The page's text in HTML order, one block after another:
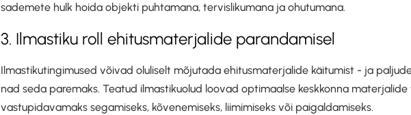
sademete hulk hoida objekti puhtamana, tervislikumana ja ohutumana.
3. Ilmastiku roll ehitusmaterjalide parandamisel
Ilmastikutingimused võivad oluliselt mõjutada ehitusmaterjalide käitumist - ja
nad seda paremaks. Teatud ilmastikuolud loovad optimaalse keskkonna materjalide
vastupidavamaks segamiseks, kõvenemiseks, liimimiseks või paigaldamiseks.